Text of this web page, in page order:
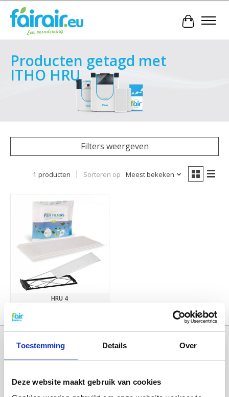
Toestemming Details Over
Deze website maakt gebruik van cookies
Producten getagd met
ITHO HRU
Filters weergeven
1 producten Sorteren op Meest bekeken
HRU 4